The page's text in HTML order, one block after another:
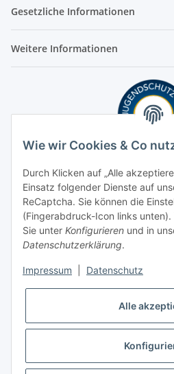
Gesetzliche Informationen
Weitere Informationen
Wie wir Cookies & Co
Durch Klicken auf „Alle
Einsatz folgender Dienste auf
ReCaptcha. Sie können die
(Fingerabdruck-Icon links unten).
Sie unter Konfigurieren und in
Datenschutzerklärung.
Impressum Datenschutz
Alle